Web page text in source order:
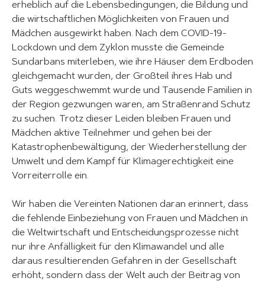
erheblich auf die Lebensbedingungen, die Bildung und
die wirtschaftlichen Möglichkeiten von Frauen und
Mädchen ausgewirkt haben. Nach dem COVID-19-
Lockdown und dem Zyklon musste die Gemeinde
Sundarbans miterleben, wie ihre Häuser dem Erdboden
gleichgemacht wurden, der Großteil ihres Hab und
Guts weggeschwemmt wurde und Tausende Familien in
der Region gezwungen waren, am Straßenrand Schutz
zu suchen. Trotz dieser Leiden bleiben Frauen und
Mädchen aktive Teilnehmer und gehen bei der
Katastrophenbewältigung, der Wiederherstellung der
Umwelt und dem Kampf für Klimagerechtigkeit eine
Vorreiterrolle ein.
Wir haben die Vereinten Nationen daran erinnert, dass
die fehlende Einbeziehung von Frauen und Mädchen in
die Weltwirtschaft und Entscheidungsprozesse nicht
nur ihre Anfälligkeit für den Klimawandel und alle
daraus resultierenden Gefahren in der Gesellschaft
erhöht, sondern dass der Welt auch der Beitrag von